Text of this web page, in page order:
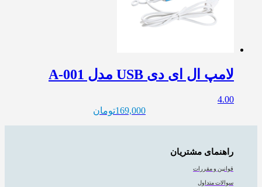
لامپ ال ای دی USB مدل A-001
4.00
169,000تومان
راهنمای مشتریان
قوانین و مقررات
سوالات متداول